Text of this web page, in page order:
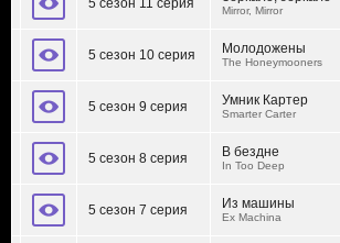
5 сезон 11 серия Mirror, Mirror
5 сезон 10 серия Молодожены
The Honeymooners
5 сезон 9 серия Умник Картер
Smarter Carter
5 сезон 8 серия В бездне
In Too Deep
5 сезон 7 серия Из машины
Ex Machina